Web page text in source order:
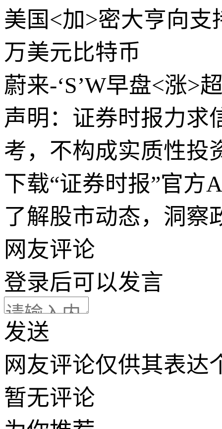
美国<加>密大亨向支
万美元比特币
蔚来-‘S’W早盘<涨>
声明：证券时报力求
考，不构成实质性投
下载“证券时报”官方
了解股市动态，洞察
网友评论
登录后可以发言
发送
网友评论仅供其表达
暂无评论